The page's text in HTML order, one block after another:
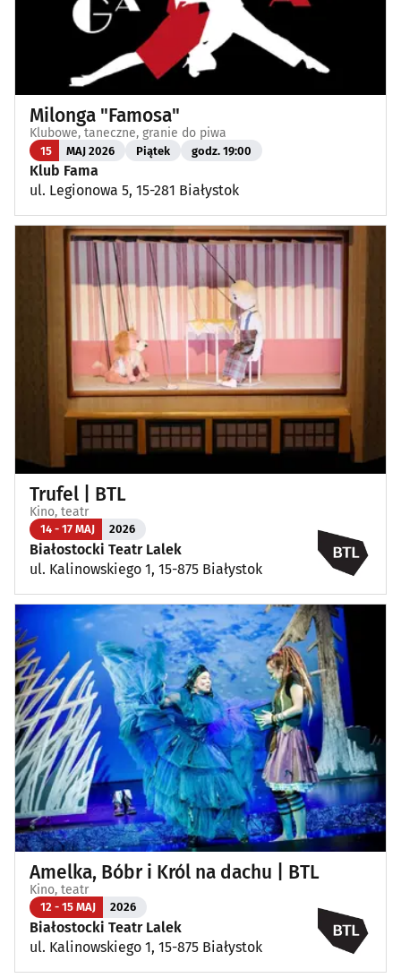
Milonga "Famosa"
Klubowe, taneczne, granie do piwa
15 MAJ 2026 Piątek godz. 19:00
Klub Fama
ul. Legionowa 5, 15-281 Białystok
Trufel | BTL
Kino, teatr
14 - 17 MAJ 2026
Białostocki Teatr Lalek
ul. Kalinowskiego 1, 15-875 Białystok
Amelka, Bóbr i Król na dachu | BTL
Kino, teatr
12 - 15 MAJ 2026
Białostocki Teatr Lalek
ul. Kalinowskiego 1, 15-875 Białystok